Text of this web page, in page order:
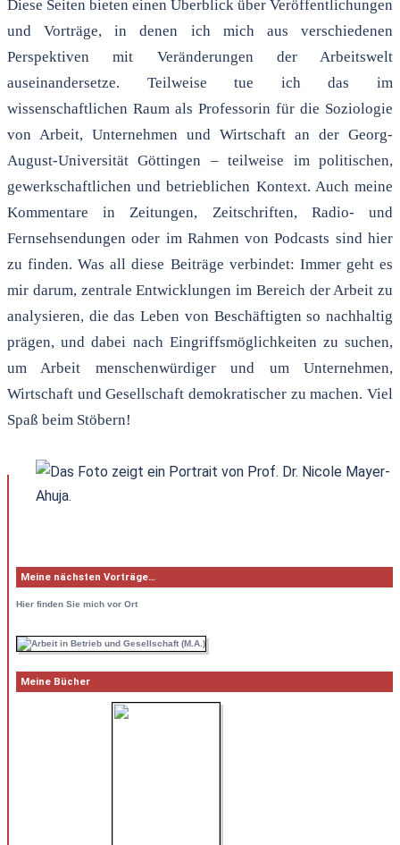
Diese Seiten bieten einen Überblick über Veröffentlichungen
und Vorträge, in denen ich mich aus verschiedenen
Perspektiven mit Veränderungen der Arbeitswelt
auseinandersetze. Teilweise tue ich das im
wissenschaftlichen Raum als Professorin für die Soziologie
von Arbeit, Unternehmen und Wirtschaft an der Georg-
August-Universität Göttingen – teilweise im politischen,
gewerkschaftlichen und betrieblichen Kontext. Auch meine
Kommentare in Zeitungen, Zeitschriften, Radio- und
Fernsehsendungen oder im Rahmen von Podcasts sind hier
zu finden. Was all diese Beiträge verbindet: Immer geht es
mir darum, zentrale Entwicklungen im Bereich der Arbeit zu
analysieren, die das Leben von Beschäftigten so nachhaltig
prägen, und dabei nach Eingriffsmöglichkeiten zu suchen,
um Arbeit menschenwürdiger und um Unternehmen,
Wirtschaft und Gesellschaft demokratischer zu machen. Viel
Spaß beim Stöbern!
Meine nächsten Vorträge…
Hierfinden Sie mich vor Ort
Meine Bücher